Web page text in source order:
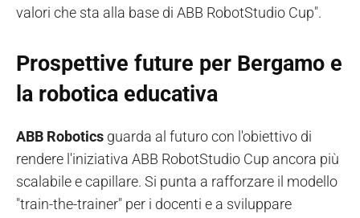
valori che sta alla base di ABB RobotStudio Cup".
Prospettive future per Bergamo e
la robotica educativa
ABB Robotics guarda al futuro con l'obiettivo di
rendere l'iniziativa ABB RobotStudio Cup ancora più
scalabile e capillare. Si punta a rafforzare il modello
"train-the-trainer" per i docenti e a sviluppare